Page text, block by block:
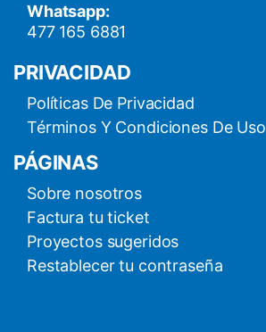
Whatsapp:
477 165 6881
PRIVACIDAD
Políticas De Privacidad
Términos Y Condiciones De Uso
PÁGINAS
Sobre nosotros
Factura tu ticket
Proyectos sugeridos
Restablecer tu contraseña